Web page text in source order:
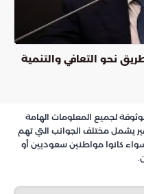
نحو التعافي والتنمية
لجميع المعلومات الهامة
يشمل مختلف الجوانب التي تهم
سواء كانوا مواطنين سعوديين أو